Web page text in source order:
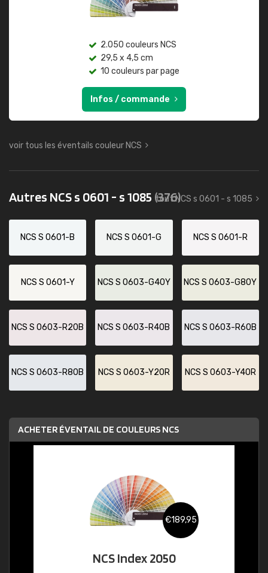
2.050 couleurs NCS
29,5 x 4,5 cm
10 couleurs par page
Infos / commande
voir tous les éventails couleur NCS
Autres NCS s 0601 - s 1085 (376)
tout NCS s 0601 - s 1085
NCS S 0601-B NCS S 0601-G NCS S 0601-R
NCS S 0601-Y NCS S 0603-G40Y NCS S 0603-G80Y
NCS S 0603-R20B NCS S 0603-R40B NCS S 0603-R60B
NCS S 0603-R80B NCS S 0603-Y20R NCS S 0603-Y40R
ACHETER ÉVENTAIL DE COULEURS NCS
€189,95
NCS Index 2050